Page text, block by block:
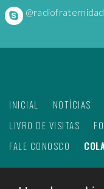
INICIAL NOTÍCIAS
LIVRO DE VISITAS
FALE CONOSCO